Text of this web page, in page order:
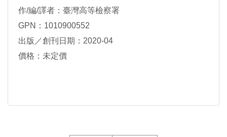
作/編/譯者：臺灣高等檢察署
GPN：1010900552
出版／創刊日期：2020-04
價格：未定價